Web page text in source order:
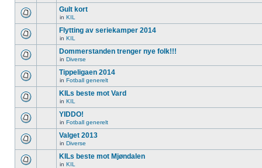
Gult kort
in KIL
Flytting av seriekamper 2014
in KIL
Dommerstanden trenger nye folk!!!
in Diverse
Tippeligaen 2014
in Fotball generelt
KILs beste mot Vard
in KIL
YIDDO!
in Fotball generelt
Valget 2013
in Diverse
KILs beste mot Mjøndalen
in KIL